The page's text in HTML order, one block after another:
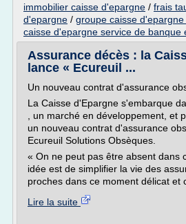
immobilier caisse d'epargne / frais
d'epargne / groupe caisse
caisse d'epargne service de banque
Assurance décès : la
lance « Ecureuil ...
Un nouveau contrat d'assurance
La Caisse d'Epargne s'embarque
, un marché en développement, et
un nouveau contrat d'assurance
Ecureuil Solutions Obsèques.
« On ne peut pas être absent dans
idée est de simplifier la vie des
proches dans ce moment délicat et
Lire la suite